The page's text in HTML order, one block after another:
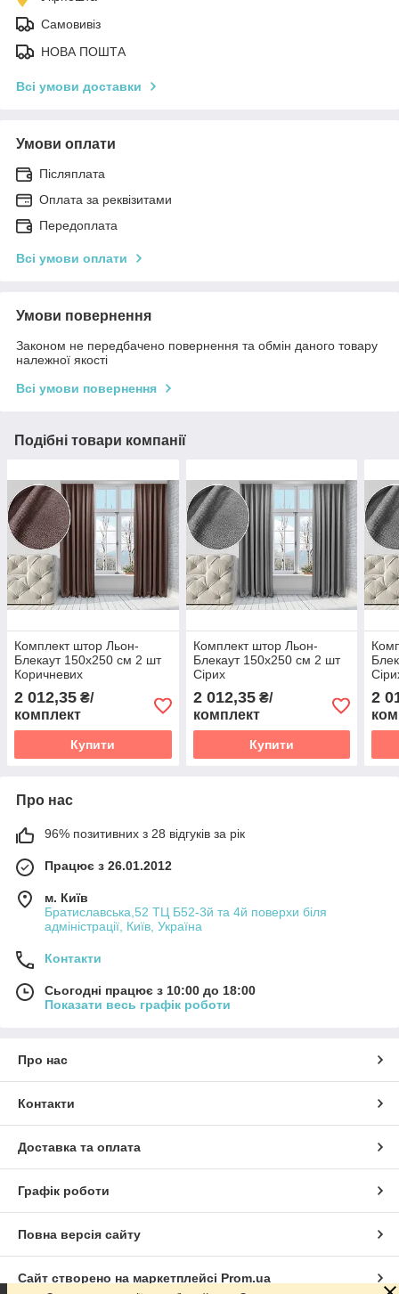
Самовивіз
НОВА ПОШТА
Всі умови доставки
Умови оплати
Післяплата
Оплата за реквізитами
Передоплата
Всі умови оплати
Умови повернення
Законом не передбачено повернення та обмін даного товару
належної якості
Всі умови повернення
Подібні товари компанії
Комплект штор Льон-
Блекаут 150х250 см 2 шт
Коричневих
2 012,35 ₴/
комплект
Купити
Комплект штор Льон-
Блекаут 150х250 см 2 шт
Сірих
2 012,35₴/
комплект
Купити
2
Про нас
96% позитивних з 28 відгуків за рік
Працює з 26.01.2012
м. Київ
Братиславська,52 ТЦ Б52-3й та 4й поверхи біля
адміністрації, Київ, Україна
Контакти
Сьогодні працює з 10:00 до 18:00
Показати весь графік роботи
Про нас
Контакти
Доставка та оплата
Графік роботи
Повна версія сайту
Сайт створено на маркетплейсі Prom.ua